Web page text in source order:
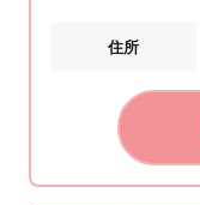
住所